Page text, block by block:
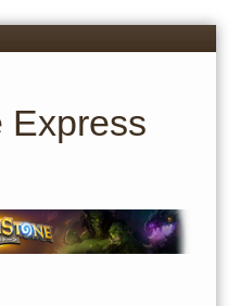
Express